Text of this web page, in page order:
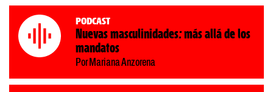
Podcast
Nuevas masculinidades: más allá de los
mandatos
Por Mariana Anzorena